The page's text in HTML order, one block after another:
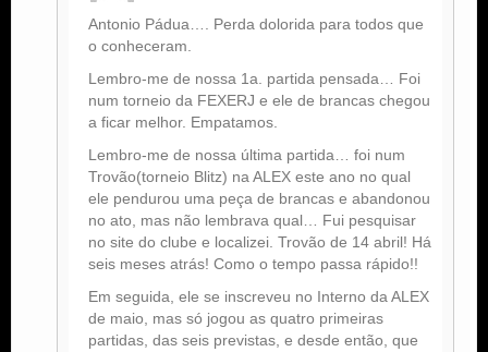
Antonio Pádua…. Perda dolorida para todos que
o conheceram.
Lembro-me de nossa 1a. partida pensada… Foi
num torneio da FEXERJ e ele de brancas chegou
a ficar melhor. Empatamos.
Lembro-me de nossa última partida… foi num
Trovão(torneio Blitz) na ALEX este ano no qual
ele pendurou uma peça de brancas e abandonou
no ato, mas não lembrava qual… Fui pesquisar
no site do clube e localizei. Trovão de 14 abril! Há
seis meses atrás! Como o tempo passa rápido!!
Em seguida, ele se inscreveu no Interno da ALEX
de maio, mas só jogou as quatro primeiras
partidas, das seis previstas, e desde então, que